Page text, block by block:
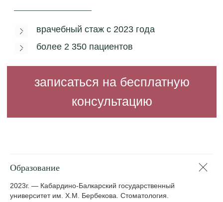
Образование
2023г. — Кабардино-Балкарский государственный
университет им. Х.М. Бербекова. Стоматология.